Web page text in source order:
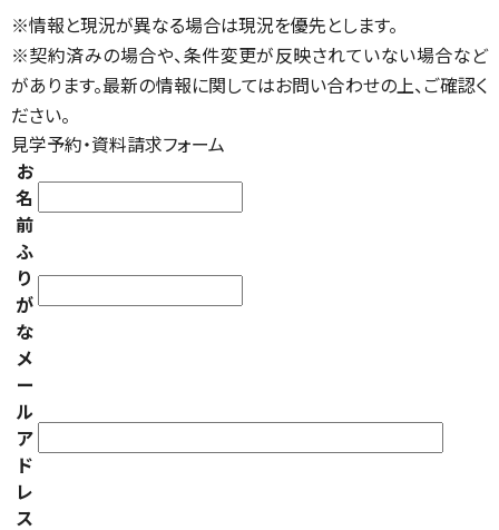
※情報と現況が異なる場合は現況を優先とします。
※契約済みの場合や、条件変更が反映されていない場合など
があります。最新の情報に関してはお問い合わせの上、ご確認く
ださい。
見学予約・資料請求フォーム
お
名
前
ふ
り
が
な
メ
ー
ル
ア
ド
レ
ス